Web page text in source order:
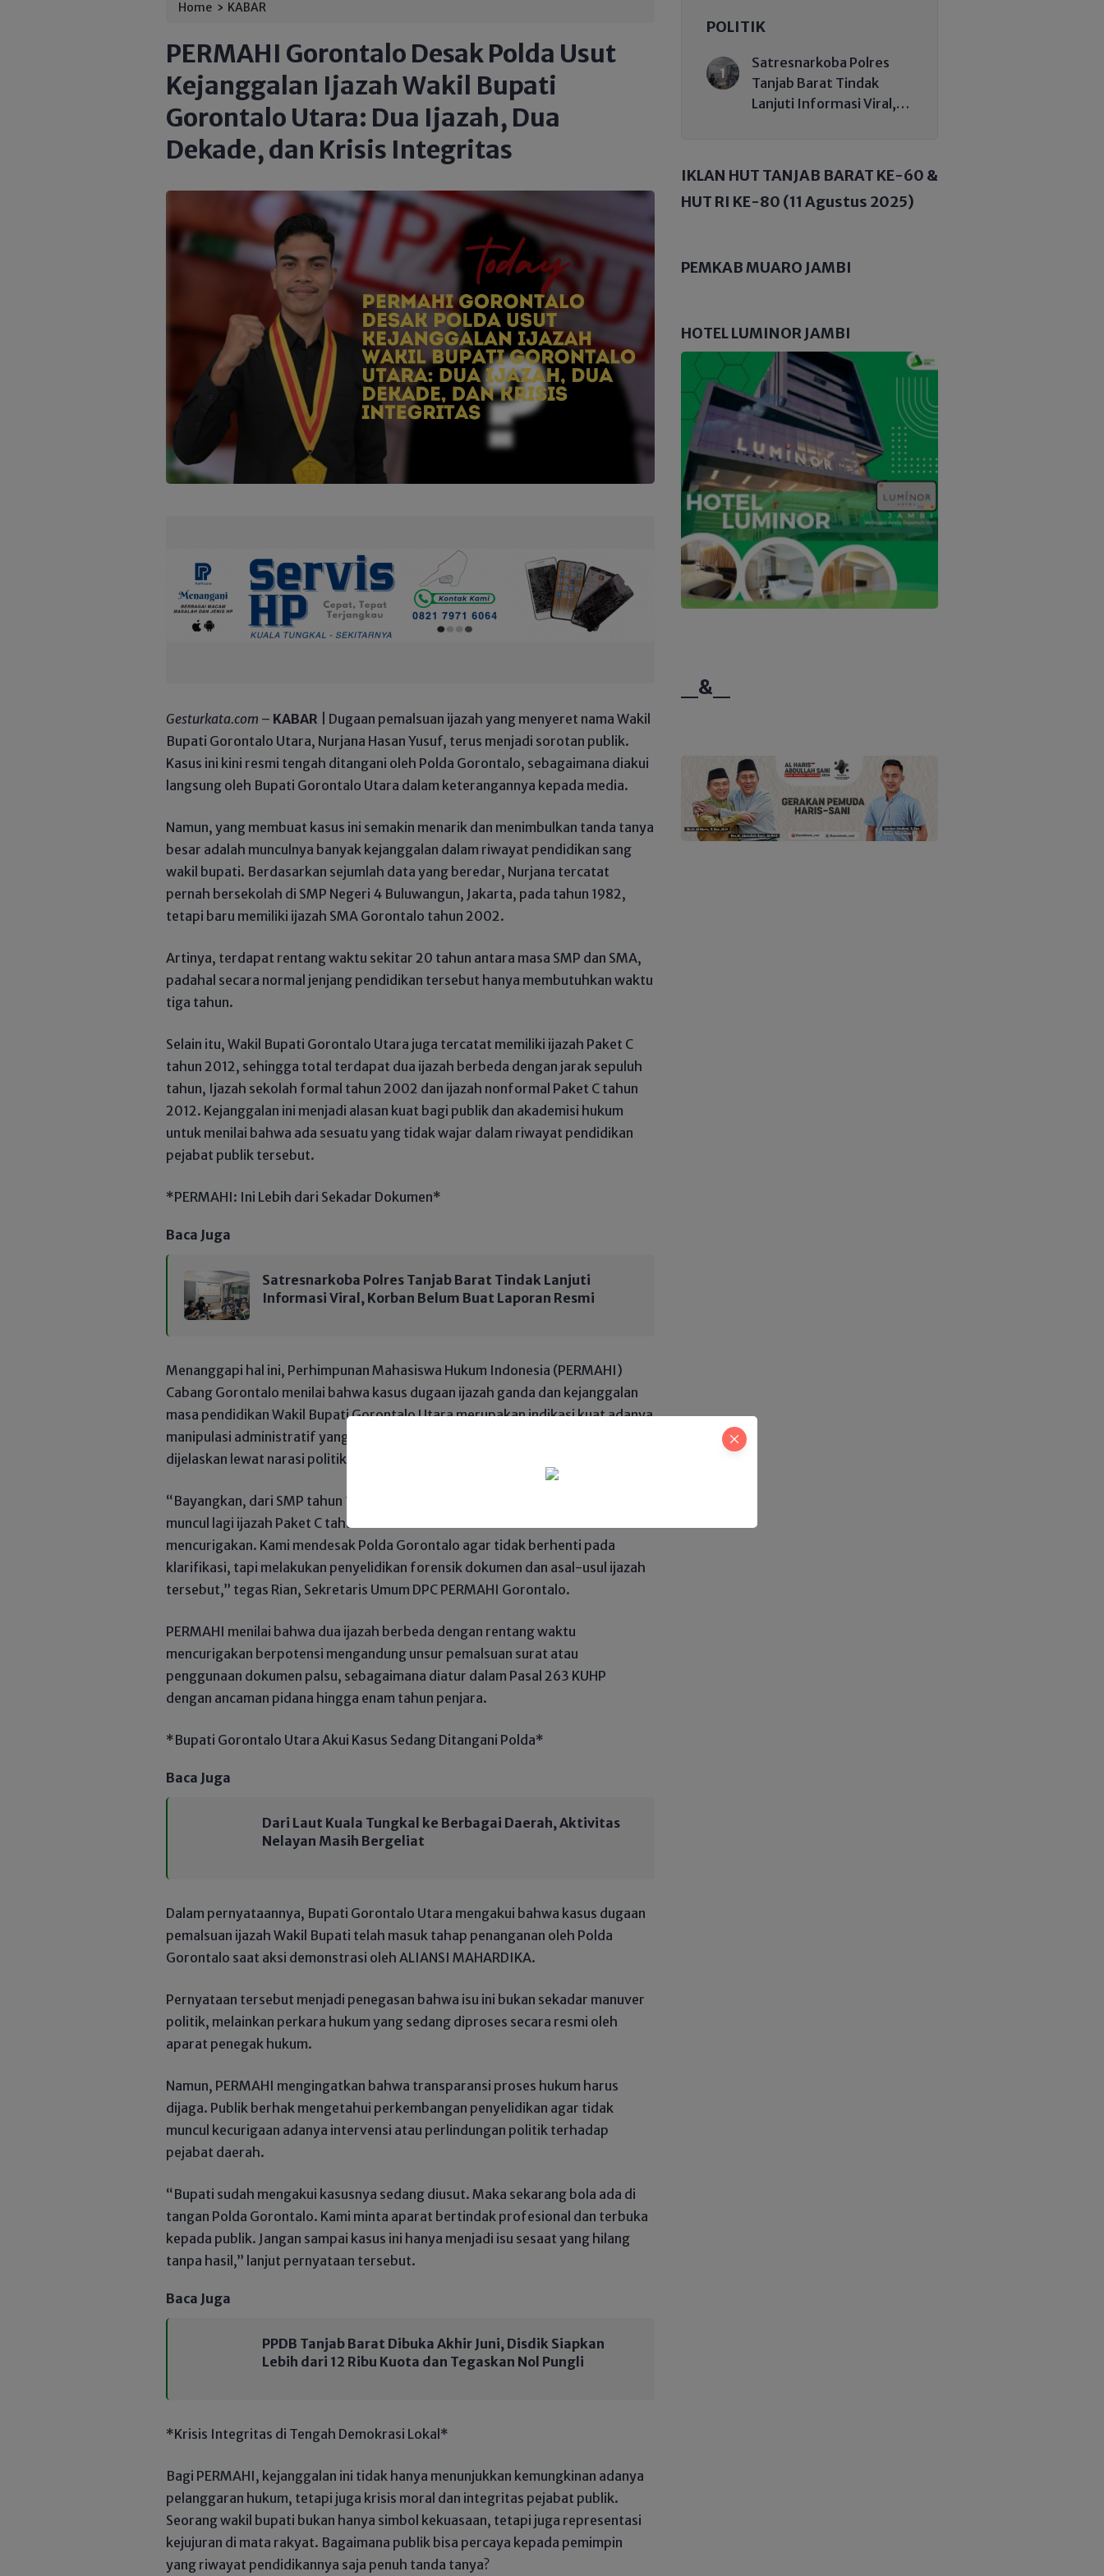
Home › KABAR
PERMAHI Gorontalo Desak Polda Usut
Kejanggalan Ijazah Wakil Bupati
Gorontalo Utara: Dua Ijazah, Dua
Dekade, dan Krisis Integritas
Gesturkata.com – KABAR | Dugaan pemalsuan ijazah yang menyeret nama Wakil
Bupati Gorontalo Utara, Nurjana Hasan Yusuf, terus menjadi sorotan publik.
Kasus ini kini resmi tengah ditangani oleh Polda Gorontalo, sebagaimana diakui
langsung oleh Bupati Gorontalo Utara dalam keterangannya kepada media.
Namun, yang membuat kasus ini semakin menarik dan menimbulkan tanda tanya
besar adalah munculnya banyak kejanggalan dalam riwayat pendidikan sang
wakil bupati. Berdasarkan sejumlah data yang beredar, Nurjana tercatat
pernah bersekolah di SMP Negeri 4 Buluwangun, Jakarta, pada tahun 1982,
tetapi baru memiliki ijazah SMA Gorontalo tahun 2002.
Artinya, terdapat rentang waktu sekitar 20 tahun antara masa SMP dan SMA,
padahal secara normal jenjang pendidikan tersebut hanya membutuhkan waktu
tiga tahun.
Selain itu, Wakil Bupati Gorontalo Utara juga tercatat memiliki ijazah Paket C
tahun 2012, sehingga total terdapat dua ijazah berbeda dengan jarak sepuluh
tahun, Ijazah sekolah formal tahun 2002 dan ijazah nonformal Paket C tahun
2012. Kejanggalan ini menjadi alasan kuat bagi publik dan akademisi hukum
untuk menilai bahwa ada sesuatu yang tidak wajar dalam riwayat pendidikan
pejabat publik tersebut.
*PERMAHI: Ini Lebih dari Sekadar Dokumen*
Baca Juga
Satresnarkoba Polres Tanjab Barat Tindak Lanjuti
Informasi Viral, Korban Belum Buat Laporan Resmi
Menanggapi hal ini, Perhimpunan Mahasiswa Hukum Indonesia (PERMAHI)
Cabang Gorontalo menilai bahwa kasus dugaan ijazah ganda dan kejanggalan
masa pendidikan Wakil Bupati Gorontalo Utara merupakan indikasi kuat adanya
manipulasi administratif yang harus diusut secara hukum, bukan sekadar
dijelaskan lewat narasi politik.
“Bayangkan, dari SMP tahun 1982 ke SMA tahun 2002 ada jarak 20 tahun. Lalu,
muncul lagi ijazah Paket C tahun 2012. Ini bukan sekadar tidak lazim — ini
mencurigakan. Kami mendesak Polda Gorontalo agar tidak berhenti pada
klarifikasi, tapi melakukan penyelidikan forensik dokumen dan asal-usul ijazah
tersebut,” tegas Rian, Sekretaris Umum DPC PERMAHI Gorontalo.
PERMAHI menilai bahwa dua ijazah berbeda dengan rentang waktu
mencurigakan berpotensi mengandung unsur pemalsuan surat atau
penggunaan dokumen palsu, sebagaimana diatur dalam Pasal 263 KUHP
dengan ancaman pidana hingga enam tahun penjara.
*Bupati Gorontalo Utara Akui Kasus Sedang Ditangani Polda*
Baca Juga
Dari Laut Kuala Tungkal ke Berbagai Daerah, Aktivitas
Nelayan Masih Bergeliat
Dalam pernyataannya, Bupati Gorontalo Utara mengakui bahwa kasus dugaan
pemalsuan ijazah Wakil Bupati telah masuk tahap penanganan oleh Polda
Gorontalo saat aksi demonstrasi oleh ALIANSI MAHARDIKA.
Pernyataan tersebut menjadi penegasan bahwa isu ini bukan sekadar manuver
politik, melainkan perkara hukum yang sedang diproses secara resmi oleh
aparat penegak hukum.
Namun, PERMAHI mengingatkan bahwa transparansi proses hukum harus
dijaga. Publik berhak mengetahui perkembangan penyelidikan agar tidak
muncul kecurigaan adanya intervensi atau perlindungan politik terhadap
pejabat daerah.
“Bupati sudah mengakui kasusnya sedang diusut. Maka sekarang bola ada di
tangan Polda Gorontalo. Kami minta aparat bertindak profesional dan terbuka
kepada publik. Jangan sampai kasus ini hanya menjadi isu sesaat yang hilang
tanpa hasil,” lanjut pernyataan tersebut.
Baca Juga
PPDB Tanjab Barat Dibuka Akhir Juni, Disdik Siapkan
Lebih dari 12 Ribu Kuota dan Tegaskan Nol Pungli
*Krisis Integritas di Tengah Demokrasi Lokal*
Bagi PERMAHI, kejanggalan ini tidak hanya menunjukkan kemungkinan adanya
pelanggaran hukum, tetapi juga krisis moral dan integritas pejabat publik.
Seorang wakil bupati bukan hanya simbol kekuasaan, tetapi juga representasi
kejujuran di mata rakyat. Bagaimana publik bisa percaya kepada pemimpin
yang riwayat pendidikannya saja penuh tanda tanya?
POLITIK
Satresnarkoba Polres
Tanjab Barat Tindak
Lanjuti Informasi Viral,
IKLAN HUT TANJAB BARAT KE-60 &
HUT RI KE-80 (11 Agustus 2025)
PEMKAB MUARO JAMBI
HOTEL LUMINOR JAMBI
_&_